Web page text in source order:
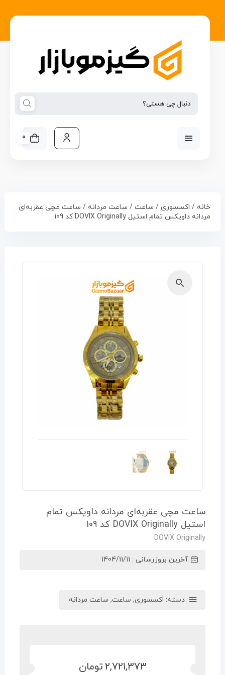
0
خانه / اکسسوری/ ساعت/ ساعت مردانه / ساعت مچی عقربه‌ای
مردانه داویکس تمام استیل DOVIX Originally کد 109
ساعت مچی عقربه‌ای مردانه داویکس تمام
استیل DOVIX Originally کد 109
DOVIX Originally
آخرین بروزرسانی : 1404/11/11
دسته: اکسسوری, ساعت, ساعت مردانه
2,721,373تومان